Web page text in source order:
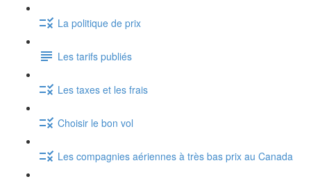
La politique de prix
Les tarifs publiés
Les taxes et les frais
Choisir le bon vol
Les compagnies aériennes à très bas prix au Canada